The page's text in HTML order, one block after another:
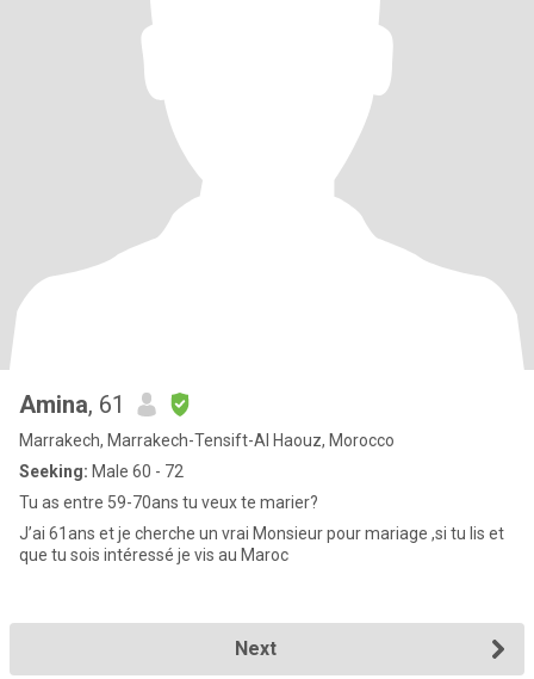
Amina, 61
Marrakech, Marrakech-Tensift-Al Haouz, Morocco
Seeking: Male 60 - 72
Tu as entre 59-70ans tu veux te marier?
J’ai 61ans et je cherche un vrai Monsieur pour mariage ,si tu lis et
que tu sois intéressé je vis au Maroc
Next